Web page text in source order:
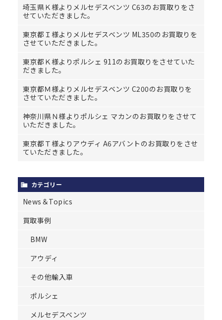
埼玉県Ｋ様よりメルセデスベンツ C63のお買取りをさ
せていただきました。
東京都Ｉ様よりメルセデスベンツ ML350のお買取りを
させていただきました。
東京都Ｋ様よりポルシェ 911のお買取りをさせていた
だきました。
東京都Ｍ様よりメルセデスベンツ C200のお買取りを
させていただきました。
神奈川県Ｎ様よりポルシェ マカンのお買取りをさせて
いただきました。
東京都Ｔ様よりアウディ A6アバントのお買取りをさせ
ていただきました。
カテゴリー
News＆Topics
買取事例
BMW
アウディ
その他輸入車
ポルシェ
メルセデスベンツ